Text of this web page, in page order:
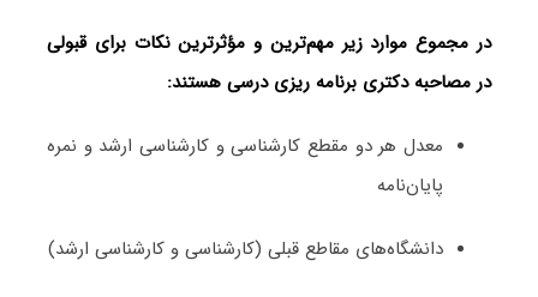
در مجموع موارد زیر مهم‌ترین و مؤثرترین نکات برای قبولی
در مصاحبه دکتری برنامه ‌ریزی درسی هستند:
معدل هر دو مقطع کارشناسی و کارشناسی ارشد و نمره
پایان‌نامه
دانشگاه‌های مقاطع قبلی (کارشناسی و کارشناسی ارشد)